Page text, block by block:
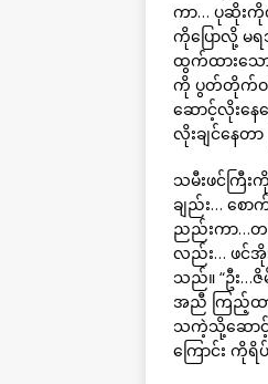
ကာ… ပုဆိုး
ကိုပြောလို့
ထွက်ထားသေ
ကို ပွတ်တိုက်ဝင်
ဆောင့်လိုးန
လိုးချင်နေတ
သမီးဖင်ကြီး
ချည်း… စေ
ညည်းကာ…တ
လည်း… ဖင်အို
သည်။ “ဦး…
အညီ ကြည့်ထာ
သကဲ့သို့ဆောင့်
ကြောင်း ကို